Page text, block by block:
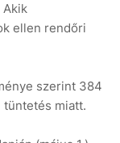
Akik
ellen rendőri
szerint 384
miatt.